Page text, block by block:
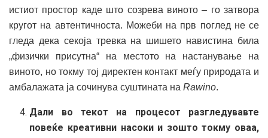
истиот простор каде што созрева виното – го затвора
кругот на автентичноста. Можеби на прв поглед не се
гледа дека секоја тревка на шишето навистина била
„физички присутна“ на местото на настанување на
виното, но токму тој директен контакт меѓу природата и
амбалажата ја сочинува суштината на Rawino.
Дали во текот на процесот разгледувавте
повеќе креативни насоки и зошто токму оваа,